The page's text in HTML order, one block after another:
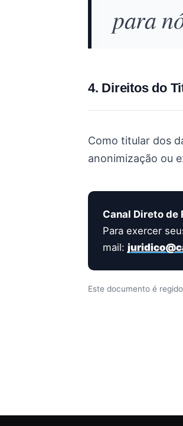
para
4. Direitos do
Como titular dos
anonimização ou
Canal Direto de
Para exercer
mail:
Este documento é